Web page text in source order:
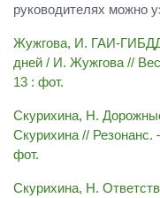
руководителях можно
Жужгова, И. ГАИ-
дней / И. Жужгова //
13 : фот.
Скурихина, Н.
Скурихина //
фот.
Скурихина, Н.